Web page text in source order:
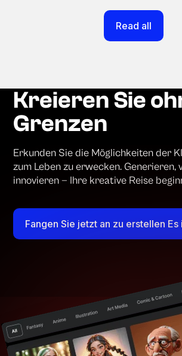
Read all
Kreieren Sie
Grenzen
Erkunden Sie die Möglichkeiten der
zum Leben zu erwecken. Generieren,
innovieren — Ihre kreative Reise
Fangen Sie jetzt an zu erstellen Es